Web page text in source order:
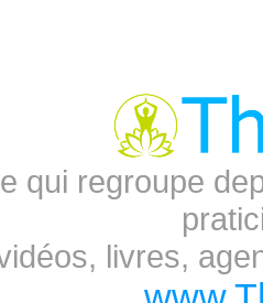
qui regroupe
livres,